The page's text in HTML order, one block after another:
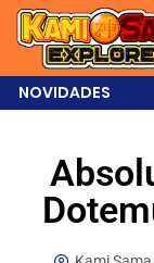
NOVIDADES